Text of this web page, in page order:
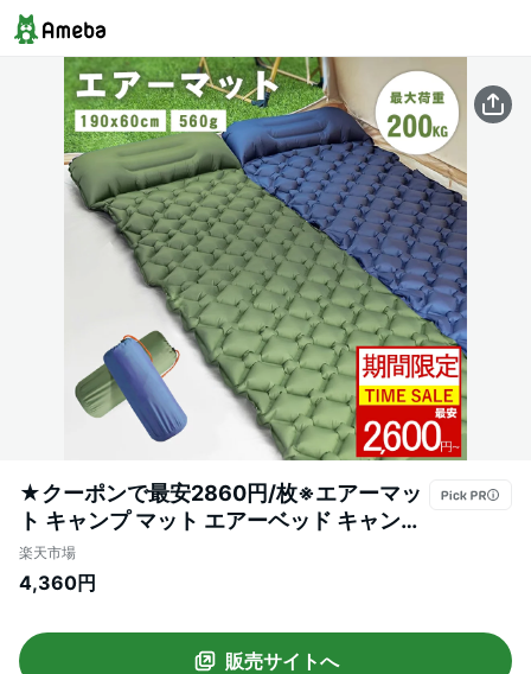
★クーポンで最安2860円/枚※エアーマッ
ト キャンプ マット エアーベッド キャンプ
マット アウトドアマット テント 車中泊マ
ット 足踏み式 枕付き 折畳み式 幅広厚手 軽
ズ 40Dナイロン+TPU生地 収納袋付き 簡
単収納
楽天市場
4,360円
販売サイトへ